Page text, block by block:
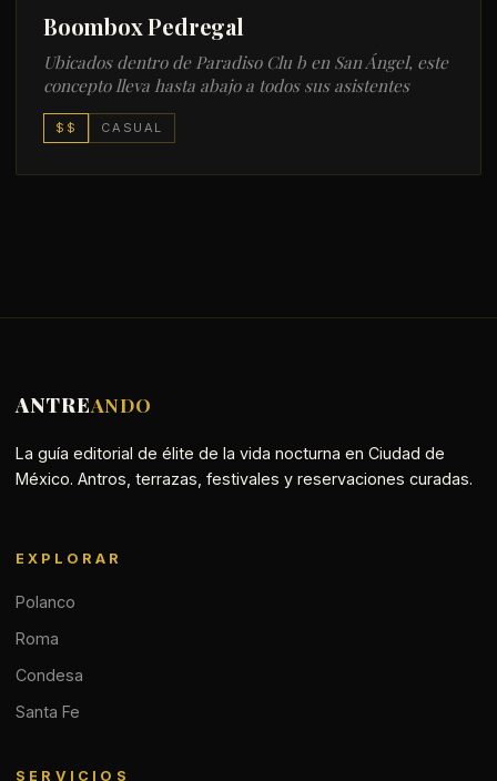
Boombox Pedregal
Ubicados dentro de Paradiso Clu b en San Ángel, este
concepto lleva hasta abajo a todos sus asistentes
$$ CASUAL
ANTREANDO
La guía editorial de élite de la vida nocturna en Ciudad de
México. Antros, terrazas, festivales y reservaciones curadas.
EXPLORAR
Polanco
Roma
Condesa
Santa Fe
SERVICIOS